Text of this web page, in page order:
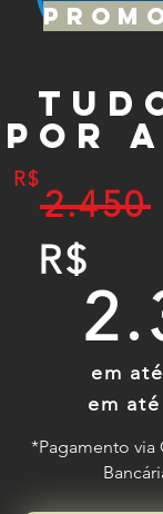
por
2.450
R$
R$
em
*Pagamento via
em